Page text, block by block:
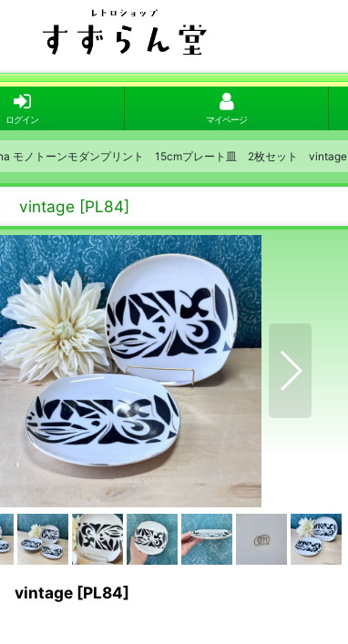
ログイン マイページ
モノトーンモダンプリント 15cmプレート皿 2枚セット vintage
vintage [PL84]
vintage [PL84]